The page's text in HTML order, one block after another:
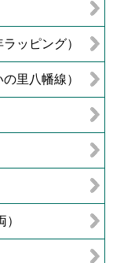
ッピング）
里八幡線）